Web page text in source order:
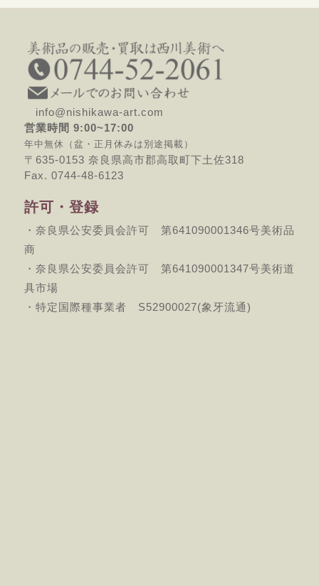
info@nishikawa-art.com
営業時間 9:00~17:00
年中無休（盆・正月休みは別途掲載）
〒635-0153 奈良県高市郡高取町下土佐318
Fax. 0744-48-6123
許可・登録
・奈良県公安委員会許可 第641090001346号美術品
商
・奈良県公安委員会許可 第641090001347号美術道
具市場
・特定国際種事業者 S52900027(象牙流通)